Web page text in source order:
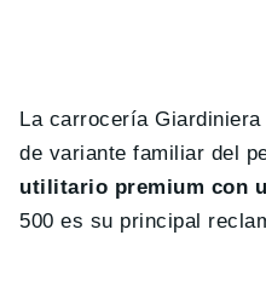
La carrocería
de variante familiar del
utilitario premium con
500 es su principal